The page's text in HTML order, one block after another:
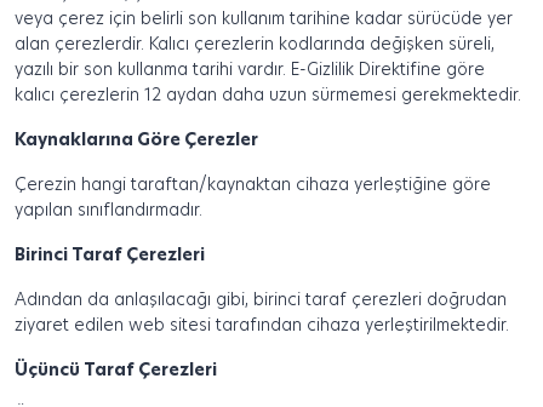
veya çerez için belirli son kullanım tarihine kadar sürücüde yer
alan çerezlerdir. Kalıcı çerezlerin kodlarında değişken süreli,
yazılı bir son kullanma tarihi vardır. E-Gizlilik Direktifine göre
kalıcı çerezlerin 12 aydan daha uzun sürmemesi gerekmektedir.
Kaynaklarına Göre Çerezler
Çerezin hangi taraftan/kaynaktan cihaza yerleştiğine göre
yapılan sınıflandırmadır.
Birinci Taraf Çerezleri
Adından da anlaşılacağı gibi, birinci taraf çerezleri doğrudan
ziyaret edilen web sitesi tarafından cihaza yerleştirilmektedir.
Üçüncü Taraf Çerezleri